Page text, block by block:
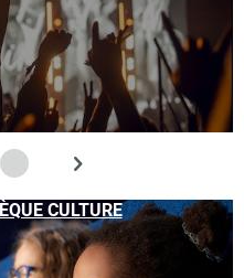
CULTURE